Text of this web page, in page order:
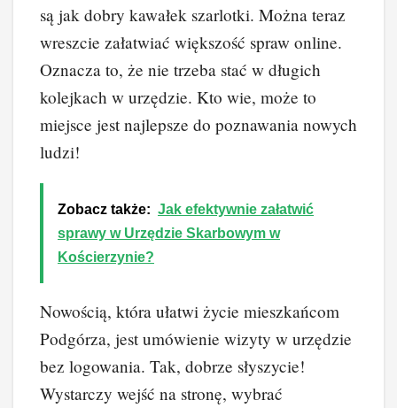
są jak dobry kawałek szarlotki. Można teraz
wreszcie załatwiać większość spraw online.
Oznacza to, że nie trzeba stać w długich
kolejkach w urzędzie. Kto wie, może to
miejsce jest najlepsze do poznawania nowych
ludzi!
Zobacz także: Jak efektywnie załatwić
sprawy w Urzędzie Skarbowym w
Kościerzynie?
Nowością, która ułatwi życie mieszkańcom
Podgórza, jest umówienie wizyty w urzędzie
bez logowania. Tak, dobrze słyszycie!
Wystarczy wejść na stronę, wybrać